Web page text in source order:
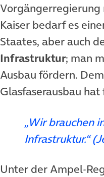
Vorgängerregierung
Kaiser bedarf es
Staates, aber auch
Infrastruktur; man
Ausbau fördern.
Glasfaserausbau
„Wir brauchen
Infrastruktur.“
Unter der Ampel-